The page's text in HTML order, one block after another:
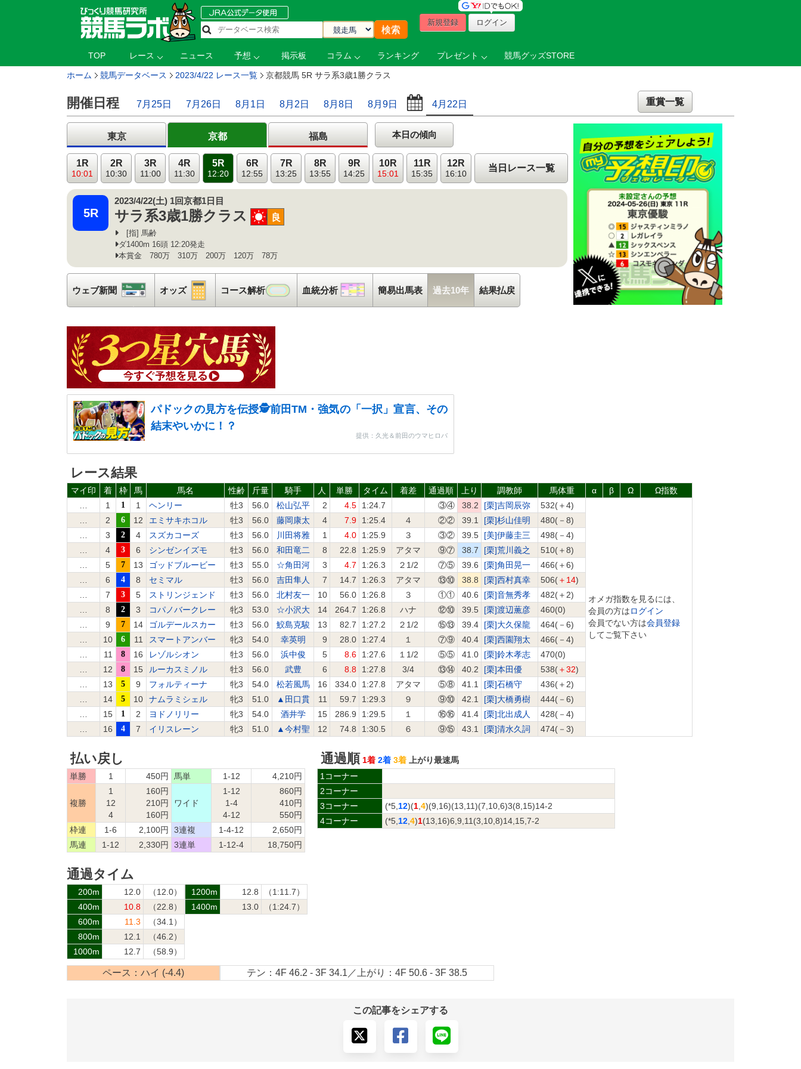
新規登録 ログイン
TOP レース ニュース 予想 掲示板 コラム ランキング プレゼント 競馬グッズSTORE
ホーム 競馬データベース 2023/4/22 レース一覧 京都競馬 5R サラ系3歳1勝クラス
開催日程 7月25日 7月26日 8月1日 8月2日 8月8日 8月9日 4月22日 重賞一覧
東京 京都 福島 本日の傾向
1R
10:01
2R
10:30
3R
11:00
4R
11:30
5R
12:20
6R
12:55
7R
13:25
8R
13:55
9R
14:25
10R
15:01
11R
15:35
12R
16:10
当日レース一覧
5R
2023/4/22(土) 1回京都1日目
サラ系3歳1勝クラス 晴良
[指] 馬齢
ダ1400m 16頭 12:20発走
本賞金 780万 310万 200万 120万 78万
ウェブ新聞 ウェブ新聞
オッズ オッズ
コース解析 コース解析
血統分析 血統分析
簡易出馬表 過去10年 結果払戻
パドックの見方を伝授🕵前田TM・強気の「一択」宣言、その
結末やいかに！？
提供：久光＆前田のウマヒロバ
レース結果
マイ印 着 枠 馬 馬名 性齢 斤量 騎手 人 単勝 タイム 着差 通過順 上り 調教師 馬体重 α β Ω
Ω指数
1 1 1 ヘンリー 牡3 56.0 松山弘平 2 4.5 1:24.7 ③④ 38.2 [栗]吉岡辰弥 532(＋4)
オメガ指数を見るには、
会員の方はログイン
会員でない方は会員登録
してご覧下さい
2 6 12 エミサキホコル 牡3 56.0 藤岡康太 4 7.9 1:25.4 ４ ②② 39.1 [栗]杉山佳明
480(－8)
3 2 4 スズカコーズ 牡3 56.0 川田将雅 1 4.0 1:25.9 ３ ③② 39.5 [美]伊藤圭三
498(－4)
4 3 6 シンゼンイズモ 牡3 56.0 和田竜二 8 22.8 1:25.9 アタマ ⑨⑦ 38.7 [栗]荒川義之
510(＋8)
5 7 13 ゴッドブルービー 牡3 55.0 ☆角田河 3 4.7 1:26.3 ２1/2 ⑦⑤ 39.6 [栗]角田晃一
466(＋6)
6 4 8 セミマル 牡3 56.0 吉田隼人 7 14.7 1:26.3 アタマ ⑬⑩ 38.8 [栗]西村真幸 506(＋14)
7 3 5 ストリンジェンド 牡3 56.0 北村友一 10 56.0 1:26.8 ３ ①① 40.6 [栗]音無秀孝
482(＋2)
8 2 3 コパノバークレー 牝3 53.0 ☆小沢大 14 264.7 1:26.8 ハナ ⑫⑩ 39.5 [栗]渡辺薫彦
460(0)
9 7 14 ゴルデールスカー 牡3 56.0 鮫島克駿 13 82.7 1:27.2 ２1/2 ⑮⑬ 39.4 [栗]大久保龍
464(－6)
10 6 11 スマートアンバー 牝3 54.0 幸英明 9 28.0 1:27.4 １ ⑦⑨ 40.4 [栗]西園翔太
466(－4)
11 8 16 レゾルシオン 牡3 56.0 浜中俊 5 8.6 1:27.6 １1/2 ⑤⑤ 41.0 [栗]鈴木孝志
470(0)
12 8 15 ルーカスミノル 牡3 56.0 武豊 6 8.8 1:27.8 3/4 ⑬⑭ 40.2 [栗]本田優 538(＋32)
13 5 9 フォルティーナ 牝3 54.0 松若風馬 16 334.0 1:27.8 アタマ ⑤⑧ 41.1 [栗]石橋守
436(＋2)
14 5 10 ナムラミシェル 牝3 51.0 ▲田口貫 11 59.7 1:29.3 ９ ⑨⑩ 42.1 [栗]大橋勇樹
444(－6)
15 1 2 ヨドノリリー 牝3 54.0 酒井学 15 286.9 1:29.5 １ ⑯⑯ 41.4 [栗]北出成人
428(－4)
16 4 7 イリスレーン 牝3 51.0 ▲今村聖 12 74.8 1:30.5 ６ ⑨⑮ 43.1 [栗]清水久詞 474(－3)
払い戻し
単勝 1 450円 馬単 1-12 4,210円
複勝
1
12
4
160円
210円
160円
ワイド
1-12
1-4
4-12
860円
410円
550円
枠連
1-6 2,100円 3連複 1-4-12
2,650円
馬連
1-12 2,330円 3連単 1-12-4 18,750円
通過順 1着 2着 3着
上がり最速馬
1コーナー
2コーナー
3コーナー
(*5, 12)(1 4)(9,16)(13,11)(7,10,6)3(8,15)14-2
4コーナー
(*5, 12 4)1(13,16)6,9,11(3,10,8)14,15,7-2
通過タイム
200m 12.0
（12.0）
400m
10.8
（22.8）
600m
11.3
（34.1）
800m
12.1
（46.2）
1000m
12.7 （58.9）
1200m 12.8
（1:11.7）
1400m
13.0 （1:24.7）
ペース：ハイ (-4.4) テン：4F 46.2 - 3F 34.1／上がり：4F 50.6 - 3F 38.5
この記事をシェアする